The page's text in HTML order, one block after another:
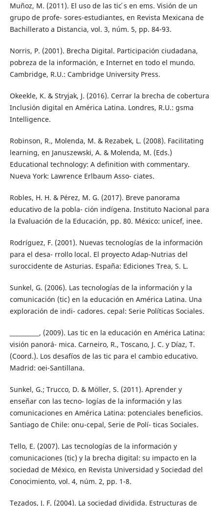
Muñoz, M. (2011). El uso de las tic ́s en ems. Visión de un
grupo de profe- sores-estudiantes, en Revista Mexicana de
Bachillerato a Distancia, vol. 3, núm. 5, pp. 84-93.
Norris, P. (2001). Brecha Digital. Participación ciudadana,
pobreza de la información, e Internet en todo el mundo.
Cambridge, R.U.: Cambridge University Press.
Okeekle, K. & Stryjak, J. (2016). Cerrar la brecha de cobertura
Inclusión digital en América Latina. Londres, R.U.: gsma
Intelligence.
Robinson, R., Molenda, M. & Rezabek, L. (2008). Facilitating
learning, en Januszewski, A. & Molenda, M. (Eds.)
Educational technology: A definition with commentary.
Nueva York: Lawrence Erlbaum Asso- ciates.
Robles, H. H. & Pérez, M. G. (2017). Breve panorama
educativo de la pobla- ción indígena. Instituto Nacional para
la Evaluación de la Educación, pp. 80. México: unicef, inee.
Rodríguez, F. (2001). Nuevas tecnologías de la información
para el desa- rrollo local. El proyecto Adap-Nutrias del
suroccidente de Asturias. España: Ediciones Trea, S. L.
Sunkel, G. (2006). Las tecnologías de la información y la
comunicación (tic) en la educación en América Latina. Una
exploración de indi- cadores. cepal: Serie Políticas Sociales.
__________, (2009). Las tic en la educación en América Latina:
visión panorá- mica. Carneiro, R., Toscano, J. C. y Díaz, T.
(Coord.). Los desafíos de las tic para el cambio educativo.
Madrid: oei-Santillana.
Sunkel, G.; Trucco, D. & Möller, S. (2011). Aprender y
enseñar con las tecno- logías de la información y las
comunicaciones en América Latina: potenciales beneficios.
Santiago de Chile: onu-cepal, Serie de Polí- ticas Sociales.
Tello, E. (2007). Las tecnologías de la información y
comunicaciones (tic) y la brecha digital: su impacto en la
sociedad de México, en Revista Universidad y Sociedad del
Conocimiento, vol. 4, núm. 2, pp. 1-8.
Tezados, J. F. (2004). La sociedad dividida. Estructuras de